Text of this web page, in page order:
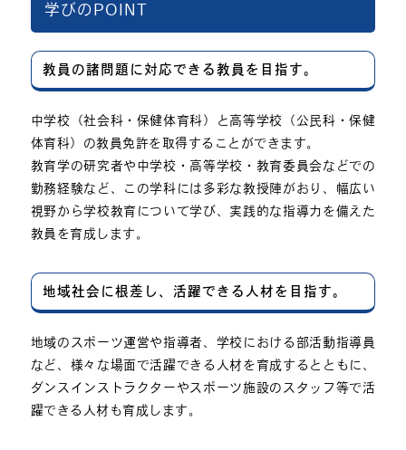
学びのPOINT
教員の諸問題に対応できる教員を目指す。
中学校（社会科・保健体育科）と高等学校（公民科・保健
体育科）の教員免許を取得することができます。
教育学の研究者や中学校・高等学校・教育委員会などでの
勤務経験など、この学科には多彩な教授陣がおり、幅広い
視野から学校教育について学び、実践的な指導力を備えた
教員を育成します。
地域社会に根差し、活躍できる人材を目指す。
地域のスポーツ運営や指導者、学校における部活動指導員
など、様々な場面で活躍できる人材を育成するとともに、
ダンスインストラクターやスポーツ施設のスタッフ等で活
躍できる人材も育成します。